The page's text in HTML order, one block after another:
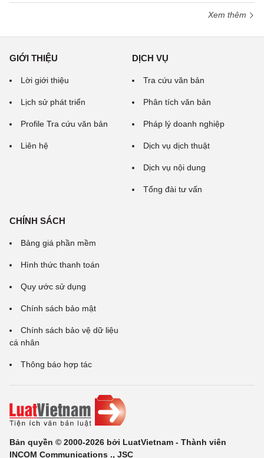
Xem thêm
GIỚI THIỆU
Lời giới thiệu
Lịch sử phát triển
Profile Tra cứu văn bản
Liên hệ
DỊCH VỤ
Tra cứu văn bản
Phân tích văn bản
Pháp lý doanh nghiệp
Dịch vụ dịch thuật
Dịch vụ nội dung
Tổng đài tư vấn
CHÍNH SÁCH
Bảng giá phần mềm
Hình thức thanh toán
Quy ước sử dụng
Chính sách bảo mật
Chính sách bảo vệ dữ liệu
cá nhân
Thông báo hợp tác
Bản quyền © 2000-2026 bởi LuatVietnam - Thành viên
INCOM Communications ., JSC